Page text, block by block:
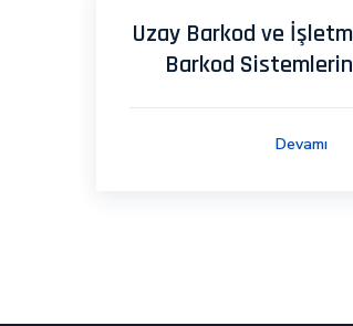
Uzay Barkod ve
Barkod
Devamı